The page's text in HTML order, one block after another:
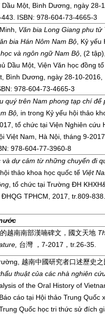
Một, Bình Dương, ngày 28-
ISBN: 978-604-73-4665-3
Văn bia Long Giang phu tử
bia Hán Nôm Nam Bộ , Kỷ
và ngôn ngữ Nam Bộ , (2
Dầu Một, Viện Văn học đồng
Bình Dương, ngày 28-10-2016,
978-604-73-4665-3
quý trên Nam phong tạp chí để
Bộ, in trong Kỷ yếu hội thảo
tổ chức tại Viện Nghiên cứu
Việt Nam, Hà Nội, tháng 9-
978-604-77-3960-8
và dự cảm từ những chuyến đi
thảo khoa học quốc tế Việt
, tổ chức tại Trường ĐH
TPHCM, 2017, tr.809-
越南南部漢喃碑文，國文天地
台灣 ，7-2017，tr.26-35.
越南中國研究者口述歷史之
thuật của các nhà nghiên
of the Oral History of
cáo tại Hội thảo Trung Quốc
Quốc học tri thức sử đích